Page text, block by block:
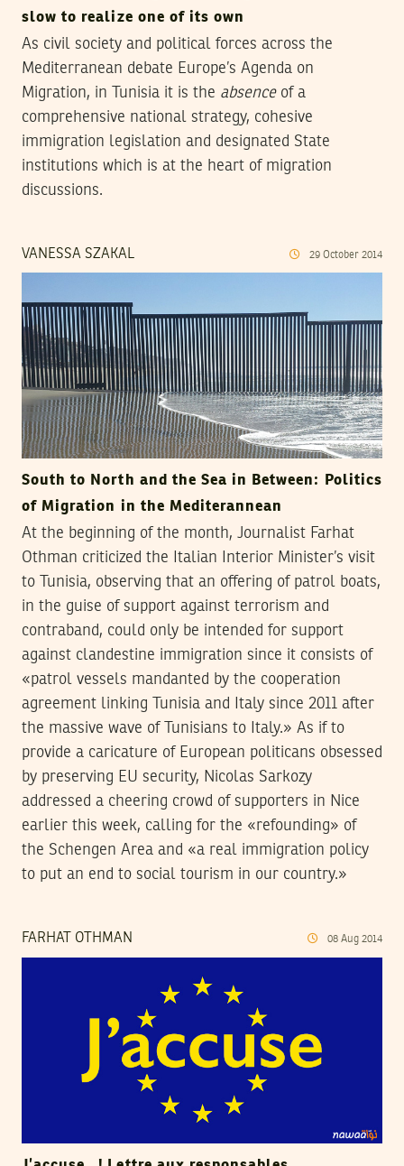
slow to realize one of its own
As civil society and political forces across the
Mediterranean debate Europe’s Agenda on
Migration, in Tunisia it is the absenceof a
comprehensive national strategy, cohesive
immigration legislation and designated State
institutions which is at the heart of migration
discussions.
VANESSA SZAKAL 29 October 2014
South to North and the Sea in Between: Politics
of Migration in the Mediterannean
At the beginning of the month, Journalist Farhat
Othman criticized the Italian Interior Minister’s visit
to Tunisia, observing that an offering of patrol boats,
in the guise of support against terrorism and
contraband, could only be intended for support
against clandestine immigration since it consists of
«patrol vessels mandanted by the cooperation
agreement linking Tunisia and Italy since 2011 after
the massive wave of Tunisians to Italy.» As if to
provide a caricature of European politicans obsessed
by preserving EU security, Nicolas Sarkozy
addressed a cheering crowd of supporters in Nice
earlier this week, calling for the «refounding» of
the Schengen Area and «a real immigration policy
to put an end to social tourism in our country.»
FARHAT OTHMAN 08 Aug 2014